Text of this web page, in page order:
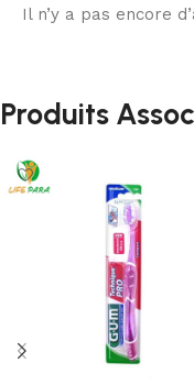
Il n’y a pas encore
Produits